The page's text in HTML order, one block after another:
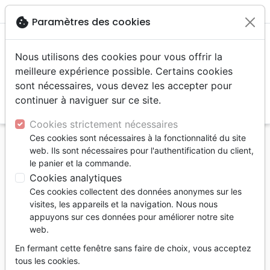
menu
Accueil Nouveaux produits
Nouveaux produits
Filtrertune
Edification
politique
cookie Paramètres des cookies
Nous utilisons des cookies pour vous offrir la
meilleure expérience possible. Certains cookies
sont nécessaires, vous devez les accepter pour
continuer à naviguer sur ce site.
Cookies strictement nécessaires
Ces cookies sont nécessaires à la fonctionnalité du site
web. Ils sont nécessaires pour l'authentification du client,
le panier et la commande.
Cookies analytiques
Ces cookies collectent des données anonymes sur les
visites, les appareils et la navigation. Nous nous
appuyons sur ces données pour améliorer notre site
web.
En fermant cette fenêtre sans faire de choix, vous acceptez
tous les cookies.